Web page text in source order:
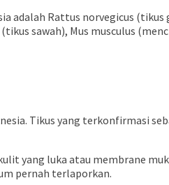
adalah Rattus norvegicus
sawah), Mus musculus
Tikus yang terkonfirmasi
yang luka atau membrane
pernah terlaporkan.